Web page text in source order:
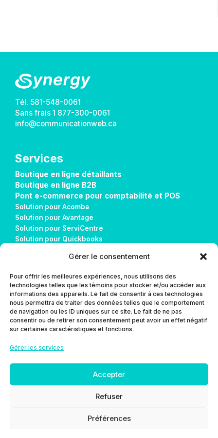
Gérer le consentement
Pour offrir les meilleures expériences, nous utilisons des
technologies telles que les témoins pour stocker et/ou accéder aux
informations des appareils. Le fait de consentir à ces technologies
nous permettra de traiter des données telles que le comportement
de navigation ou les ID uniques sur ce site. Le fait de ne pas
consentir ou de retirer son consentement peut avoir un effet négatif
sur certaines caractéristiques et fonctions.
Gérer les services
Accepter
Refuser
Préférences
Tél. 581-548-0061
Sans frais1 877-300-0061
info@communicationweb.ca
Services
Boutique en ligne détaillants
Boutique en ligne B2B
Pont e-commerce pour comptabilité et POS
Solution pour Acomba
Solution pour Avantage
Solution pour ServiCentre
Solution pour Quickbooks
Solution pour Alice POS
Réalisations
Télécharger AnyDesk
Contact
L’agence
Contact
Préparez votre installation
SOUTIEN TECHNIQUE